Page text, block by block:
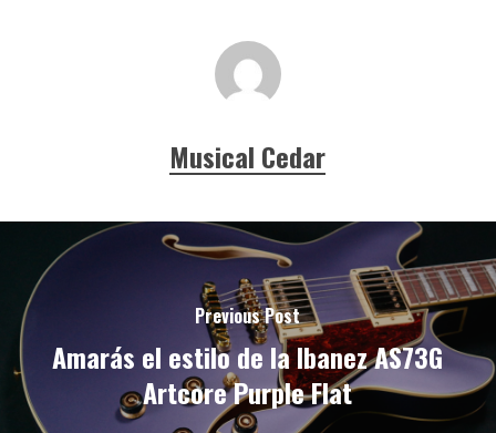
Musical Cedar
Previous Post
Amarás el estilo de la Ibanez AS73G
Artcore Purple Flat